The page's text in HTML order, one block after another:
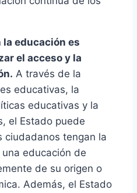
la educación es
el acceso y la
A través de la
educativas, la
educativas y la
el Estado puede
ciudadanos tengan la
educación de
de su origen o
Además, el Estado